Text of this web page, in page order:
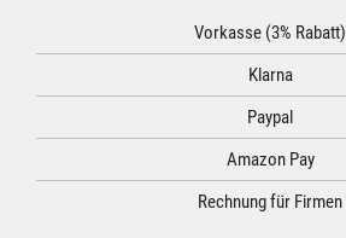
Vorkasse (3% Rabatt)
Klarna
Paypal
Amazon Pay
Rechnung für Firmen